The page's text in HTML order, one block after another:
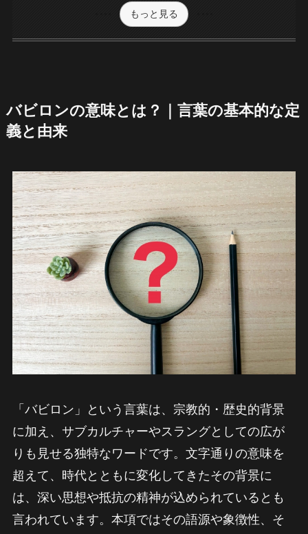
もっと見る
バビロンの意味とは？｜言葉の基本的な定
義と由来
「バビロン」という言葉は、宗教的・歴史的背景
に加え、サブカルチャーやスラングとしての広が
りも見せる独特なワードです。文字通りの意味を
超えて、時代とともに変化してきたその背景に
は、深い思想や抵抗の精神が込められているとも
言われています。本項ではその語源や象徴性、そ